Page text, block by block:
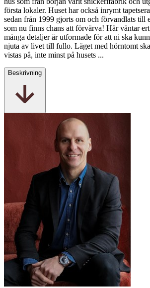
första lokaler. Huset har också inrymt
sedan från 1999 gjorts om och förvandlats till
som nu finns chans att förvärva! Här väntar
många detaljer är utformade för att ni ska
njuta av livet till fullo. Läget med hörntomt
vistas på, inte minst på husets ...
Beskrivning